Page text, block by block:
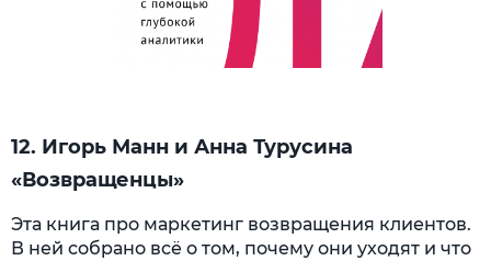
12. Игорь Манн и Анна Турусина
«Возвращенцы»
Эта книга про маркетинг возвращения клиентов.
В ней собрано всё о том, почему они уходят и что